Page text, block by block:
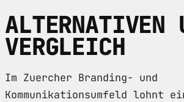
ALTERNATIVEN
VERGLEICH
Im Zuercher Branding- und
Kommunikationsumfeld lohnt